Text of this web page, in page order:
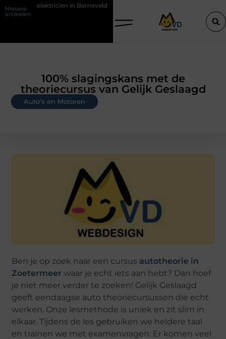
Nieuwe
artikelen
elektricien in Barneveld De Perfecte Gids voor Vloerbedekking in
100% slagingskans met de
theoriecursus van Gelijk Geslaagd
Auto’s en Motoren
Ben je op zoek naar een cursus autotheorie in
Zoetermeer waar je echt iets aan hebt? Dan hoef
je niet meer verder te zoeken! Gelijk Geslaagd
geeft eendaagse auto theoriecursussen die echt
werken. Onze lesmethode is uniek en zit slim in
elkaar. Tijdens de les gebruiken we heldere taal
en trainen we met examenvragen. Er komen veel